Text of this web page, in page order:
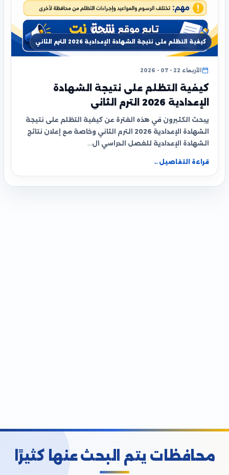
كيفية التظلم على نتيجة الشهادة الإعدادية 2026 الترم الثاني
الأربعاء 22 - 07 - 2026
كيفية التظلم على نتيجة الشهادة
الإعدادية 2026 الترم الثاني
يبحث الكثيرون في هذه الفترة عن كيفية التظلم على نتيجة
الشهادة الإعدادية 2026 الترم الثاني وخاصة مع إعلان نتائج
الشهادة الإعدادية للفصل الدراسي ال…
قراءة التفاصيل ←
محافظات يتم البحث عنها كثيرًا